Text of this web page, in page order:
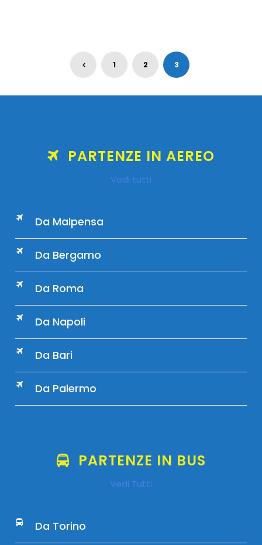
1 2 3
PARTENZE IN AEREO
Vedi tutti
Da Malpensa
Da Bergamo
Da Roma
Da Napoli
Da Bari
Da Palermo
PARTENZE IN BUS
Vedi Tutti
Da Torino